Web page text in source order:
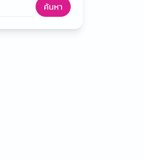
ค้นหา